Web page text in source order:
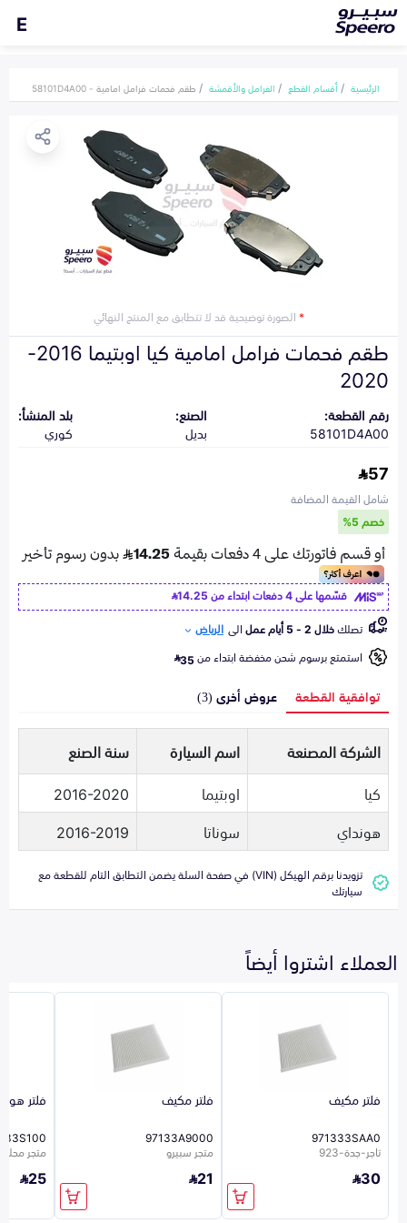
E
الرئيسية أقسام القطع الفرامل والأقمشة طقم فحمات فرامل امامية - 58101D4A00
*الصورة توضيحية قد لا تتطابق مع المنتج النهائي
طقم فحمات فرامل امامية كيا اوبتيما 2016-
2020
رقم القطعة:
58101D4A00
الصنع:
بديل
بلد المنشأ:
كوري
57
شامل القيمة المضافة
خصم 5%
قسّمها على 4 دفعات ابتداء من
14.25
تصلكخلال 2 - 5 أيام عمل الى الرياض
استمتع برسوم شحن مخفضة ابتداء من35
توافقية القطعة عروض أخرى (3)
الشركة المصنعة اسم السيارة
سنة الصنع
كيا
اوبتيما
2016-2020
هونداي
سوناتا 2016-2019
تزويدنا برقم الهيكل (VIN) في صفحة السلة يضمن التطابق التام للقطعة مع
سيارتك
العملاء اشتروا أيضاً
فلتر مكيف
971333SAA0
تاجر-جدة-923
30
فلتر مكيف
97133A9000
متجر سبيرو
21
فلتر
متجر محلي
25